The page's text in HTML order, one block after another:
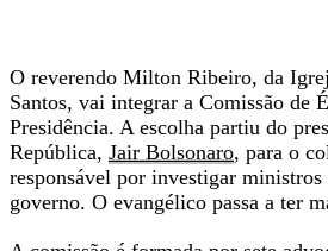
O reverendo Milton Ribeiro, da
Santos, vai integrar a Comissão de
Presidência. A escolha partiu do
República, Jair Bolsonaro, para o
responsável por investigar ministros
governo. O evangélico passa a ter